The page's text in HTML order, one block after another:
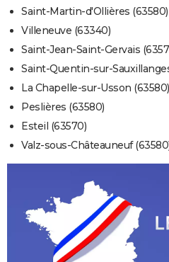
Saint-Martin-d'Ollières (63580)
Villeneuve (63340)
Saint-Jean-Saint-Gervais
Saint-Quentin-sur-
La Chapelle-sur-Usson (63580)
Peslières (63580)
Esteil (63570)
Valz-sous-Châteauneuf